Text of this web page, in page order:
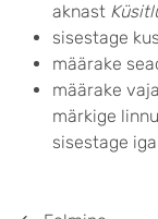
aknast
sisestage
määrake
määrake
märkige
sisestage